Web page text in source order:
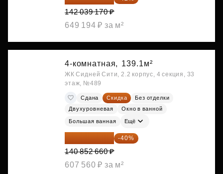
142 039 170 ₽
649 194 ₽ за м²
4-комнатная, 139.1м²
ЖК Сидней Сити, 2.2 корпус, 4 секция, 33
этаж, №489
Сдана Скидка
Без отделки
Двухуровневая
Окно в ванной
Большая ванная Ещё
84 511 596 ₽ -40%
140 852 660 ₽
607 560 ₽ за м²